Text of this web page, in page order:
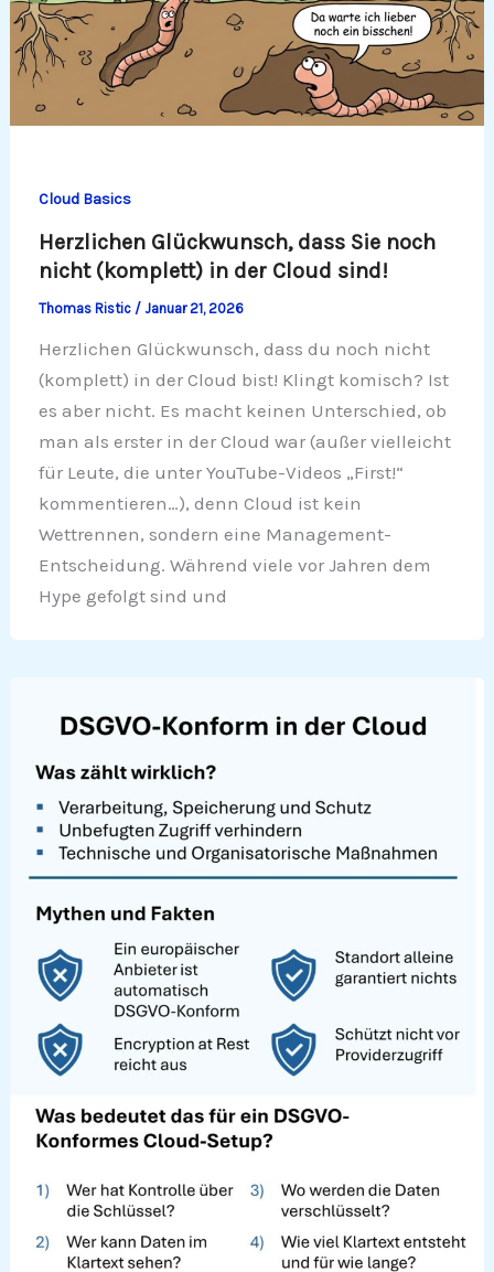
Cloud Basics
Herzlichen Glückwunsch, dass Sie noch
nicht (komplett) in der Cloud sind!
Thomas Ristic / Januar 21, 2026
Herzlichen Glückwunsch, dass du noch nicht
(komplett) in der Cloud bist! Klingt komisch? Ist
es aber nicht. Es macht keinen Unterschied, ob
man als erster in der Cloud war (außer vielleicht
für Leute, die unter YouTube-Videos „First!“
kommentieren…), denn Cloud ist kein
Wettrennen, sondern eine Management-
Entscheidung. Während viele vor Jahren dem
Hype gefolgt sind und